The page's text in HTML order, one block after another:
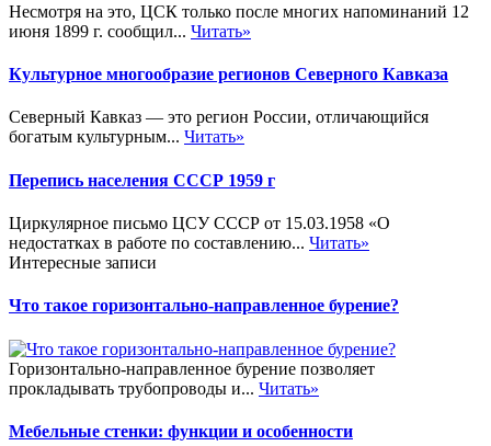
Несмотря на это, ЦСК только после многих напоминаний 12
июня 1899 г. сообщил... Читать»
Культурное многообразие регионов Северного Кавказа
Северный Кавказ — это регион России, отличающийся
богатым культурным... Читать»
Перепись населения СССР 1959 г
Циркулярное письмо ЦСУ СССР от 15.03.1958 «О
недостатках в работе по составлению... Читать»
Интересные записи
Что такое горизонтально-направленное бурение?
Горизонтально-направленное бурение позволяет
прокладывать трубопроводы и... Читать»
Мебельные стенки: функции и особенности